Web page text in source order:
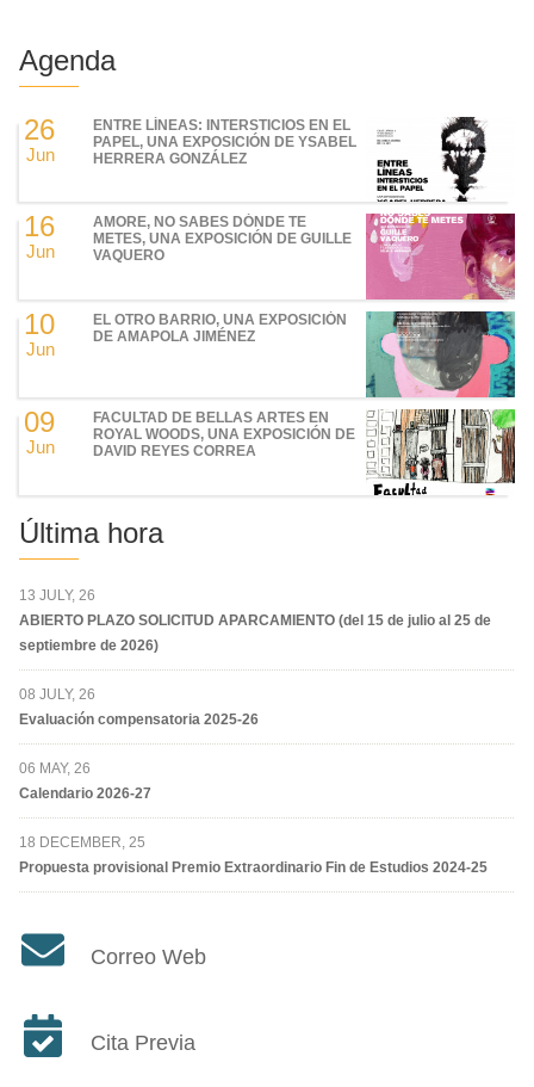
Agenda
26
Jun
ENTRE LÍNEAS: INTERSTICIOS EN EL
PAPEL, UNA EXPOSICIÓN DE YSABEL
HERRERA GONZÁLEZ
16
Jun
AMORE, NO SABES DÓNDE TE
METES, UNA EXPOSICIÓN DE GUILLE
VAQUERO
10
Jun
EL OTRO BARRIO, UNA EXPOSICIÓN
DE AMAPOLA JIMÉNEZ
09
Jun
FACULTAD DE BELLAS ARTES EN
ROYAL WOODS, UNA EXPOSICIÓN DE
DAVID REYES CORREA
Última hora
13 JULY, 26
ABIERTO PLAZO SOLICITUD APARCAMIENTO (del 15 de julio al 25 de
septiembre de 2026)
08 JULY, 26
Evaluación compensatoria 2025-26
06 MAY, 26
Calendario 2026-27
18 DECEMBER, 25
Propuesta provisional Premio Extraordinario Fin de Estudios 2024-25
Correo Web
Cita Previa